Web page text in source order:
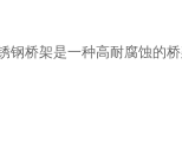
钢桥架是一种高耐腐蚀的